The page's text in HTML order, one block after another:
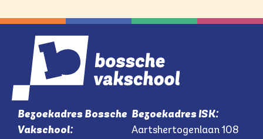
Bezoekadres Bossche
Vakschool:
Bezoekadres ISK:
Aartshertogenlaan 108